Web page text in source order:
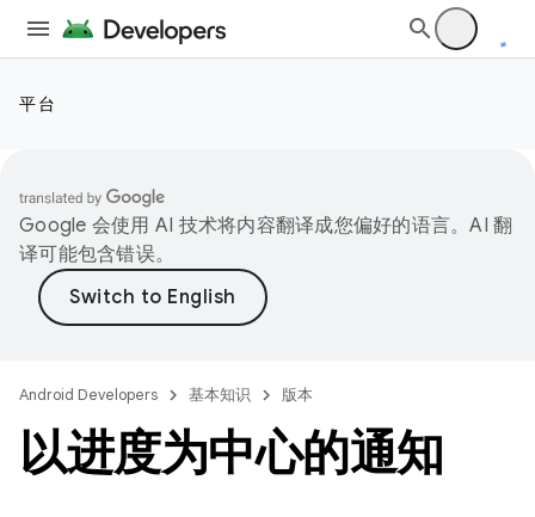
平台
Google 会使用 AI 技术将内容翻译成您偏好的语言。AI 翻
译可能包含错误。
Android Developers 基本知识 版本
以进度为中心的通知